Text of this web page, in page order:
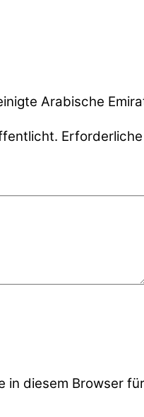
Arabische
in diesem Browser